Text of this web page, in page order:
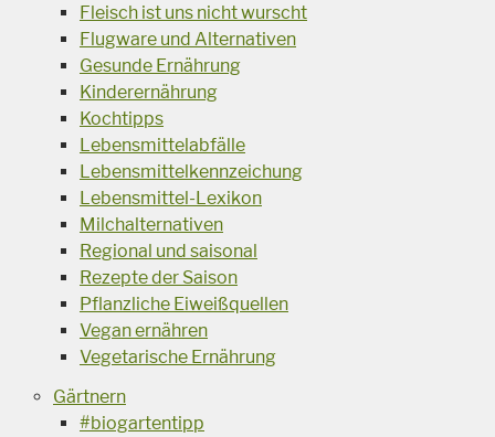
Fleisch ist uns nicht wurscht
Flugware und Alternativen
Gesunde Ernährung
Kinderernährung
Kochtipps
Lebensmittelabfälle
Lebensmittelkennzeichung
Lebensmittel-Lexikon
Milchalternativen
Regional und saisonal
Rezepte der Saison
Pflanzliche Eiweißquellen
Vegan ernähren
Vegetarische Ernährung
Gärtnern
#biogartentipp